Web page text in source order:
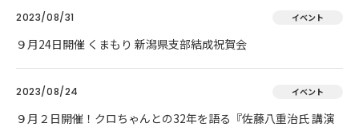
2023/08/31 イベント
９月24日開催 くまもり 新潟県支部結成祝賀会
2023/08/24 イベント
９月２日開催！クロちゃんとの32年を語る『佐藤八重治氏 講演